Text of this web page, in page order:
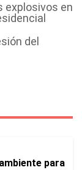
explosivos en
del
para